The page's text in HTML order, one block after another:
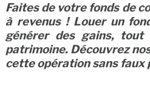
Faites de votre fonds de
à revenus ! Louer un
générer des gains,
patrimoine. Découvrez
cette opération sans faux